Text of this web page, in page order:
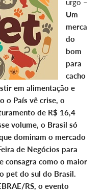
urgo –
Um
merca
do
bom
para
cacho
em alimentação e
o País vê crise, o
de R$ 16,4
volume, o Brasil só
dominam o mercado
de Negócios para
consagra como o maior
pet do sul do Brasil.
RS, o evento